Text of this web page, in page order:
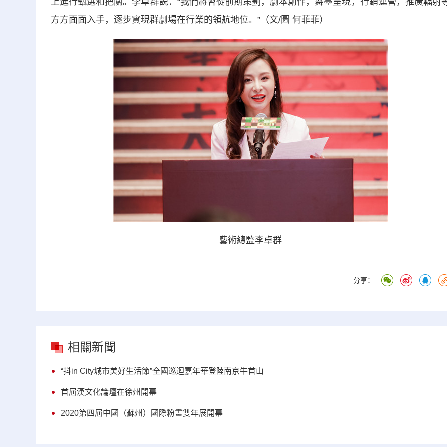
上進行甄選和把關。李卓群説：“我們將會從前期策劃，劇本創作，舞臺呈現，行銷運營，推廣輻射
方方面面入手，逐步實現群劇場在行業的領航地位。”（文/圖 何菲菲）
藝術總監李卓群
分享：
相關新聞
“抖in City城市美好生活節”全國巡迴嘉年華登陸南京牛首山
首屆漢文化論壇在徐州開幕
2020第四屆中國（蘇州）國際粉畫雙年展開幕